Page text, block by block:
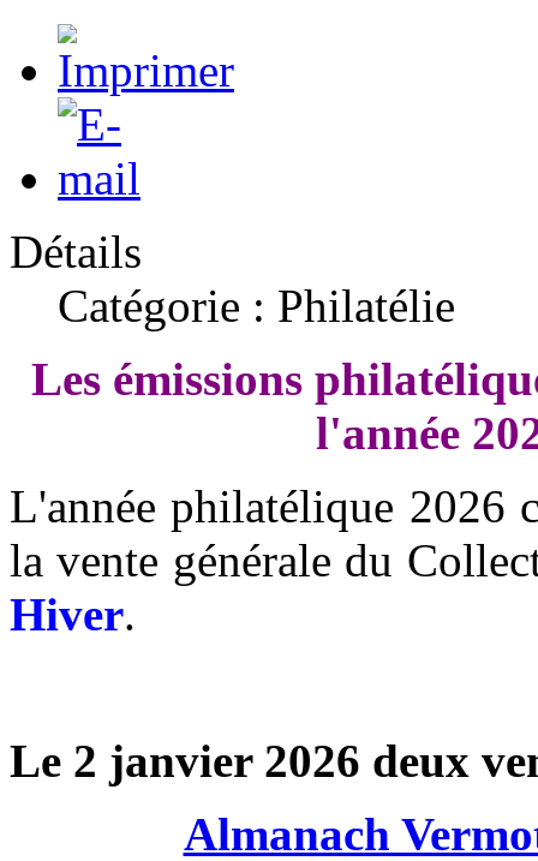
Détails
Catégorie : Philatélie
Les émissions
l'année
L'année philatélique 2026
la vente générale du
Hiver.
Le 2 janvier 2026 deux
Almanach